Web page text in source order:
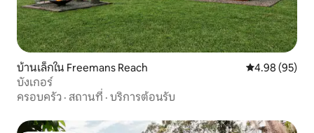
บ้านเล็กใน Freemans Reach คะแนนเฉลี่ย
4.98 (95)
บังเกอร์
ครอบครัว · สถานที่ · บริการต้อนรับ